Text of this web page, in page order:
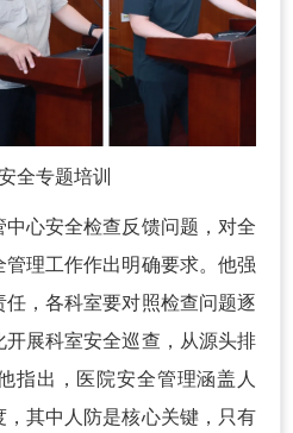
全专题培训
心安全检查反馈问题，对全
理工作作出明确要求。他强
，各科室要对照检查问题逐
展科室安全巡查，从源头排
指出，医院安全管理涵盖人
，其中人防是核心关键，只有